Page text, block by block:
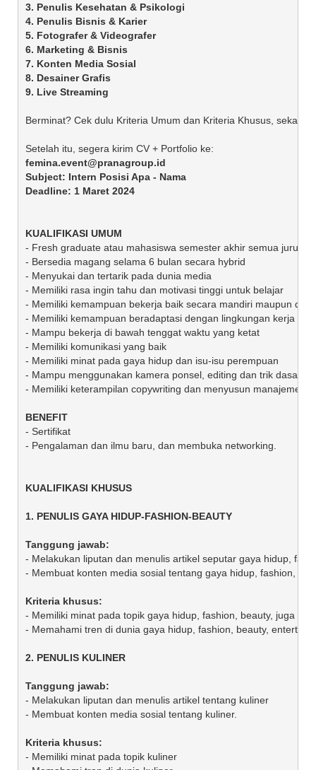
3. Penulis Kesehatan & Psikologi
4. Penulis Bisnis & Karier
5. Fotografer & Videografer
6. Marketing & Bisnis
7. Konten Media Sosial
8. Desainer Grafis
9. Live Streaming
Berminat? Cek dulu Kriteria Umum dan Kriteria Khusus,
femina.event@pranagroup.id
Subject: Intern Posisi Apa - Nama
KUALIFIKASI UMUM
- Fresh graduate atau mahasiswa semester akhir semua
- Bersedia magang selama 6 bulan secara hybrid
- Menyukai dan tertarik pada dunia media
- Memiliki rasa ingin tahu dan motivasi tinggi untuk belajar
- Memiliki kemampuan bekerja baik secara mandiri maupun
- Memiliki kemampuan beradaptasi dengan lingkungan kerja
- Mampu bekerja di bawah tenggat waktu yang ketat
- Memiliki komunikasi yang baik
- Memiliki minat pada gaya hidup dan isu-isu perempuan
- Mampu menggunakan kamera ponsel, editing dan trik dasar
- Memiliki keterampilan copywriting dan menyusun manajemen
BENEFIT
- Sertifikat
- Pengalaman dan ilmu baru, dan membuka networking.
KUALIFIKASI KHUSUS
- Melakukan liputan dan menulis artikel seputar gaya hidup,
- Membuat konten media sosial tentang gaya hidup, fashion,
- Memiliki minat pada topik gaya hidup, fashion, beauty, juga
- Memahami tren di dunia gaya hidup, fashion, beauty,
- Melakukan liputan dan menulis artikel tentang kuliner
- Membuat konten media sosial tentang kuliner.
- Memiliki minat pada topik kuliner